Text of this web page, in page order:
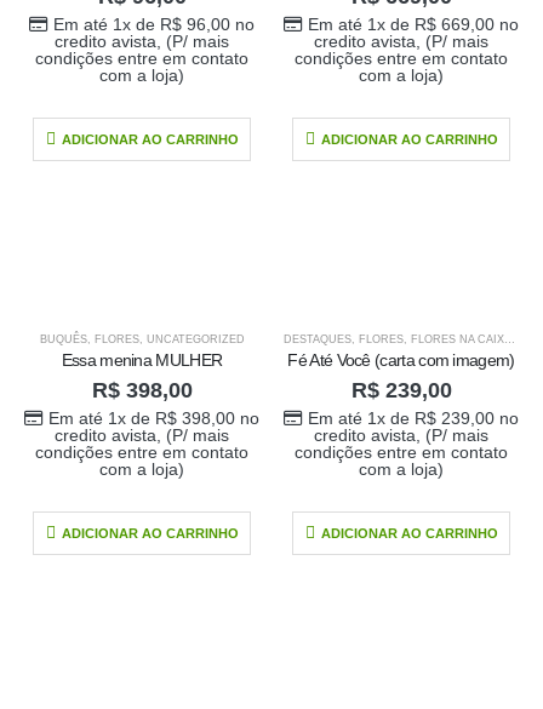
Em até 1x de R$96,00no
credito avista, (P/ mais
condições entre em contato
com a loja)
ADICIONAR AO CARRINHO
Em até 1x de R$669,00no
credito avista, (P/ mais
condições entre em contato
com a loja)
ADICIONAR AO CARRINHO
BUQUÊS, FLORES, UNCATEGORIZED
Essa menina MULHER
R$398,00
Em até 1x de R$398,00no
credito avista, (P/ mais
condições entre em contato
com a loja)
ADICIONAR AO CARRINHO
DESTAQUES, FLORES, FLORES NA CAIXA ,
Fé Até Você (carta com imagem)
R$239,00
Em até 1x de R$239,00no
credito avista, (P/ mais
condições entre em contato
com a loja)
ADICIONAR AO CARRINHO